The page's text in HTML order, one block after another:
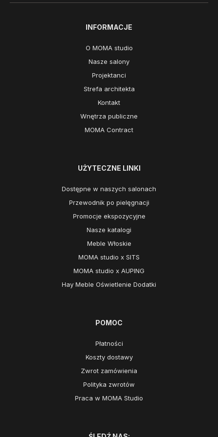
INFORMACJE
O MOMA studio
Nasze salony
Projektanci
Strefa architekta
Kontakt
Wnętrza publiczne
MOMA Contract
UŻYTECZNE LINKI
Dostępne w naszych salonach
Przewodnik po pielęgnacji
Promocje ekspozycyjne
Nasze katalogi
Meble Włoskie
MOMA studio x SITS
MOMA studio x AUPING
Hay Meble Oświetlenie Dodatki
POMOC
Płatności
Koszty dostawy
Zwrot zamówienia
Polityka zwrotów
Praca w MOMA Studio